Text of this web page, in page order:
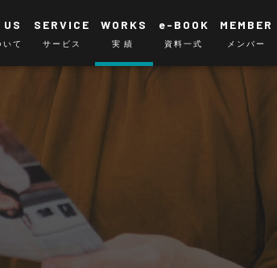
いて
SERVICE
サービス
WORKS
実績
e-BOOK
資料一式
MEMBER
メンバー